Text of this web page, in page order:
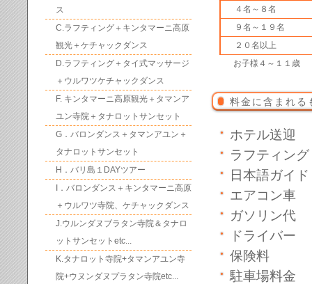
ス
C.ラフティング＋キンタマーニ高原
観光＋ケチャックダンス
D.ラフティング＋タイ式マッサージ
＋ウルワツケチャックダンス
F. キンタマーニ高原観光＋タマンア
ユン寺院＋タナロットサンセット
G．バロンダンス＋タマンアユン＋
タナロットサンセット
H．バリ島１DAYツアー
I．バロンダンス＋キンタマーニ高原
＋ウルワツ寺院、ケチャックダンス
J.ウルンダヌブラタン寺院＆タナロ
ットサンセットetc...
K.タナロット寺院+タマンアユン寺
院+ウヌンダヌプラタン寺院etc...
４名～８名
９名～１９名
２０名以上
お子様４～１１歳
料金に含まれる
ホテル送迎
ラフティング
日本語ガイド
エアコン車
ガソリン代
ドライバー
保険料
駐車場料金